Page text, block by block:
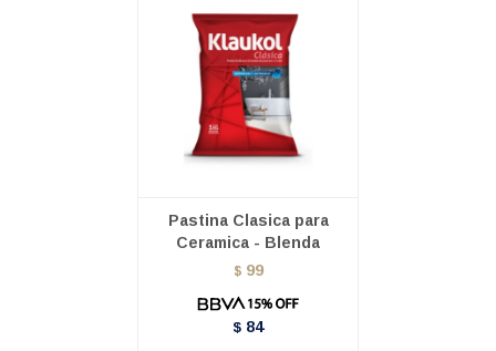
Pastina Clasica para
Ceramica - Blenda
$ 99
$ 84